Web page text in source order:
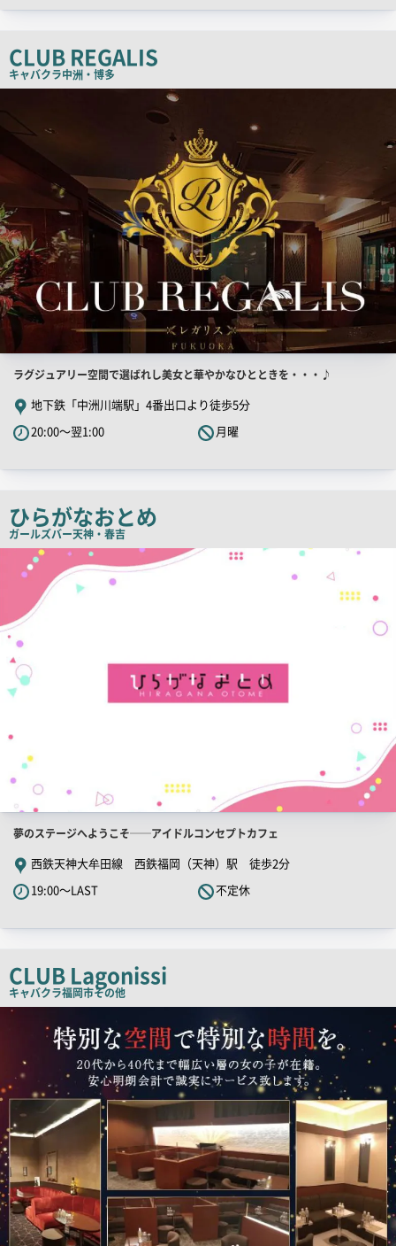
コ
ピ
CLUB REGALIS
キャバクラ中洲・博多
店
店
舗
PR
キ
コ
ピ
ラグジュアリー空間で選ばれし美女と華やかなひとときを・・・♪
地下鉄「中洲川端駅」4番出口より徒歩5分
20:00～翌1:00
月曜
ひらがなおとめ
ガールズバー天神・春吉
店
店
舗
PR
キ
コ
ピ
夢のステージへようこそ──アイドルコンセプトカフェ
西鉄天神大牟田線 西鉄福岡（天神）駅 徒歩2分
19:00～LAST
不定休
CLUB Lagonissi
キャバクラ福岡市その他
店